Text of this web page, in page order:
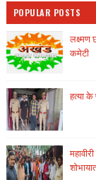
POPULAR POSTS
लक्ष्मण
कमेटी
हत्या